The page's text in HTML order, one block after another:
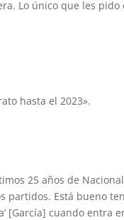
Lo único que les
hasta el 2023».
25 años de
partidos. Está bueno
[García] cuando entra